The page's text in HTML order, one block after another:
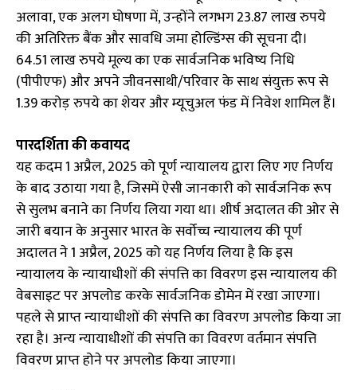
अलावा, एक अलग घोषणा में, उन्होंने लगभग 23.87 लाख रुपये
की अतिरिक्त बैंक और सावधि जमा होल्डिंग्स की सूचना दी।
64.51 लाख रुपये मूल्य का एक सार्वजनिक भविष्य निधि
(पीपीएफ) और अपने जीवनसाथी/परिवार के साथ संयुक्त रूप से
1.39 करोड़ रुपये का शेयर और म्यूचुअल फंड में निवेश शामिल हैं।
पारदर्शिता की कवायद
यह कदम 1 अप्रैल, 2025 को पूर्ण न्यायालय द्वारा लिए गए निर्णय
के बाद उठाया गया है, जिसमें ऐसी जानकारी को सार्वजनिक रूप
से सुलभ बनाने का निर्णय लिया गया था। शीर्ष अदालत की ओर से
जारी बयान के अनुसार भारत के सर्वोच्च न्यायालय की पूर्ण
अदालत ने 1 अप्रैल, 2025 को यह निर्णय लिया है कि इस
न्यायालय के न्यायाधीशों की संपत्ति का विवरण इस न्यायालय की
वेबसाइट पर अपलोड करके सार्वजनिक डोमेन में रखा जाएगा।
पहले से प्राप्त न्यायाधीशों की संपत्ति का विवरण अपलोड किया जा
रहा है। अन्य न्यायाधीशों की संपत्ति का विवरण वर्तमान संपत्ति
विवरण प्राप्त होने पर अपलोड किया जाएगा।